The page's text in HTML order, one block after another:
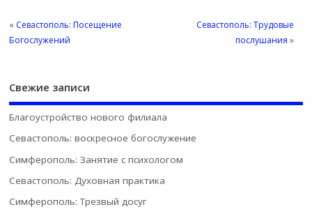
« Севастополь: Посещение
Богослужений
Севастополь: Трудовые
послушания »
Свежие записи
Благоустройство нового филиала
Севастополь: воскресное богослужение
Симферополь: Занятие с психологом
Севастополь: Духовная практика
Симферополь: Трезвый досуг